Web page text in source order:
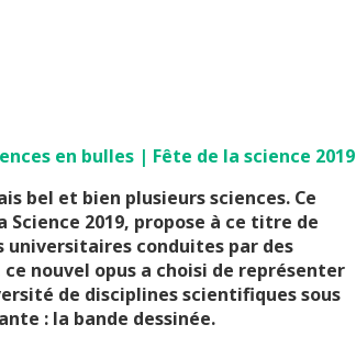
en bulles | Fête de la science 2019
bel et bien plusieurs sciences. Ce
2019, propose à ce titre de
conduites par des
nouvel opus a choisi de représenter
de disciplines scientifiques sous
: la bande dessinée.